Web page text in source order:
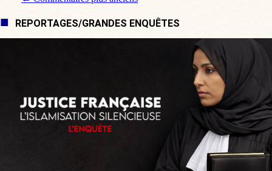
REPORTAGES/GRANDES ENQUÊTES